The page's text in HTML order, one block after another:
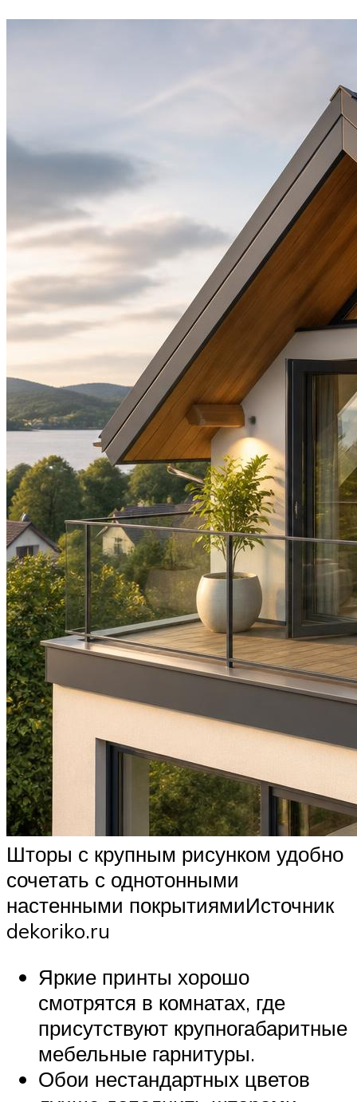
Шторы с крупным рисунком удобно
сочетать с однотонными
настенными покрытиямиИсточник
dekoriko.ru
Яркие принты хорошо
смотрятся в комнатах, где
присутствуют крупногабаритные
мебельные гарнитуры.
Обои нестандартных цветов